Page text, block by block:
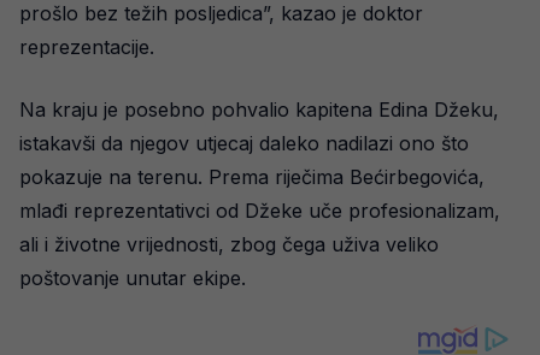
prošlo bez težih posljedica”, kazao je doktor
reprezentacije.
Na kraju je posebno pohvalio kapitena Edina Džeku,
istakavši da njegov utjecaj daleko nadilazi ono što
pokazuje na terenu. Prema riječima Bećirbegovića,
mlađi reprezentativci od Džeke uče profesionalizam,
ali i životne vrijednosti, zbog čega uživa veliko
poštovanje unutar ekipe.